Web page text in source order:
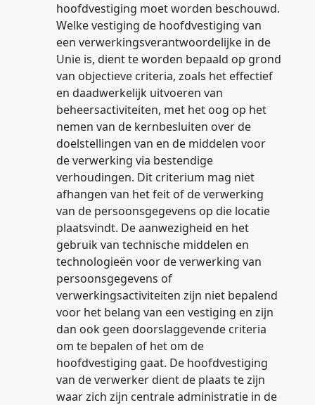
hoofdvestiging moet worden beschouwd.
Welke vestiging de hoofdvestiging van
een verwerkingsverantwoordelijke in de
Unie is, dient te worden bepaald op grond
van objectieve criteria, zoals het effectief
en daadwerkelijk uitvoeren van
beheersactiviteiten, met het oog op het
nemen van de kernbesluiten over de
doelstellingen van en de middelen voor
de verwerking via bestendige
verhoudingen. Dit criterium mag niet
afhangen van het feit of de verwerking
van de persoonsgegevens op die locatie
plaatsvindt. De aanwezigheid en het
gebruik van technische middelen en
technologieën voor de verwerking van
persoonsgegevens of
verwerkingsactiviteiten zijn niet bepalend
voor het belang van een vestiging en zijn
dan ook geen doorslaggevende criteria
om te bepalen of het om de
hoofdvestiging gaat. De hoofdvestiging
van de verwerker dient de plaats te zijn
waar zich zijn centrale administratie in de